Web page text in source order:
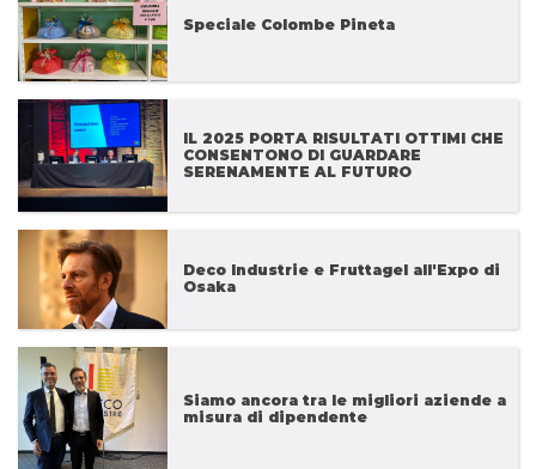
Speciale Colombe Pineta
IL 2025 PORTA RISULTATI OTTIMI CHE
CONSENTONO DI GUARDARE
SERENAMENTE AL FUTURO
Deco Industrie e Fruttagel all'Expo di
Osaka
Siamo ancora tra le migliori aziende a
misura di dipendente